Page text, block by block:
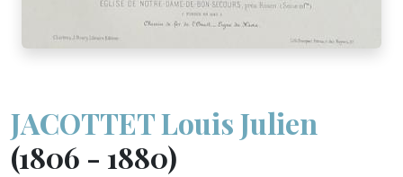
JACOTTET Louis Julien
(1806 - 1880)